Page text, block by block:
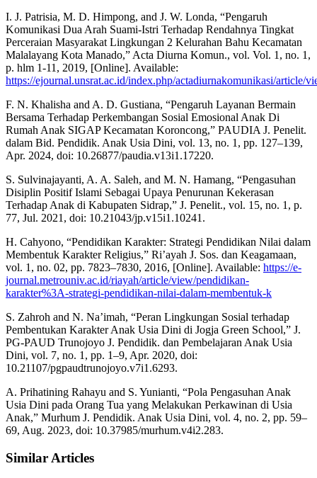
I. J. Patrisia, M. D. Himpong, and J. W. Londa, “Pengaruh
Komunikasi Dua Arah Suami-Istri Terhadap Rendahnya Tingkat
Perceraian Masyarakat Lingkungan 2 Kelurahan Bahu Kecamatan
Malalayang Kota Manado,” Acta Diurna Komun., vol. Vol. 1, no. 1,
p. hlm 1-11, 2019, [Online]. Available:
https://ejournal.unsrat.ac.id/index.php/actadiurnakomunikasi/article/
F. N. Khalisha and A. D. Gustiana, “Pengaruh Layanan Bermain
Bersama Terhadap Perkembangan Sosial Emosional Anak Di
Rumah Anak SIGAP Kecamatan Koroncong,” PAUDIA J. Penelit.
dalam Bid. Pendidik. Anak Usia Dini, vol. 13, no. 1, pp. 127–139,
Apr. 2024, doi: 10.26877/paudia.v13i1.17220.
S. Sulvinajayanti, A. A. Saleh, and M. N. Hamang, “Pengasuhan
Disiplin Positif Islami Sebagai Upaya Penurunan Kekerasan
Terhadap Anak di Kabupaten Sidrap,” J. Penelit., vol. 15, no. 1, p.
77, Jul. 2021, doi: 10.21043/jp.v15i1.10241.
H. Cahyono, “Pendidikan Karakter: Strategi Pendidikan Nilai dalam
Membentuk Karakter Religius,” Ri’ayah J. Sos. dan Keagamaan,
vol. 1, no. 02, pp. 7823–7830, 2016, [Online]. Available: https://e-
journal.metrouniv.ac.id/riayah/article/view/pendidikan-
karakter%3A-strategi-pendidikan-nilai-dalam-membentuk-k
S. Zahroh and N. Na’imah, “Peran Lingkungan Sosial terhadap
Pembentukan Karakter Anak Usia Dini di Jogja Green School,” J.
PG-PAUD Trunojoyo J. Pendidik. dan Pembelajaran Anak Usia
Dini, vol. 7, no. 1, pp. 1–9, Apr. 2020, doi:
10.21107/pgpaudtrunojoyo.v7i1.6293.
A. Prihatining Rahayu and S. Yunianti, “Pola Pengasuhan Anak
Usia Dini pada Orang Tua yang Melakukan Perkawinan di Usia
Anak,” Murhum J. Pendidik. Anak Usia Dini, vol. 4, no. 2, pp. 59–
69, Aug. 2023, doi: 10.37985/murhum.v4i2.283.
Similar Articles